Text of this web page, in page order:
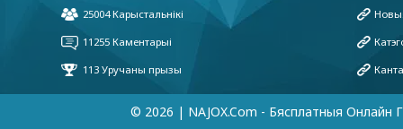
© 2026 | NAJOX.com - Бясплатныя Онлайн